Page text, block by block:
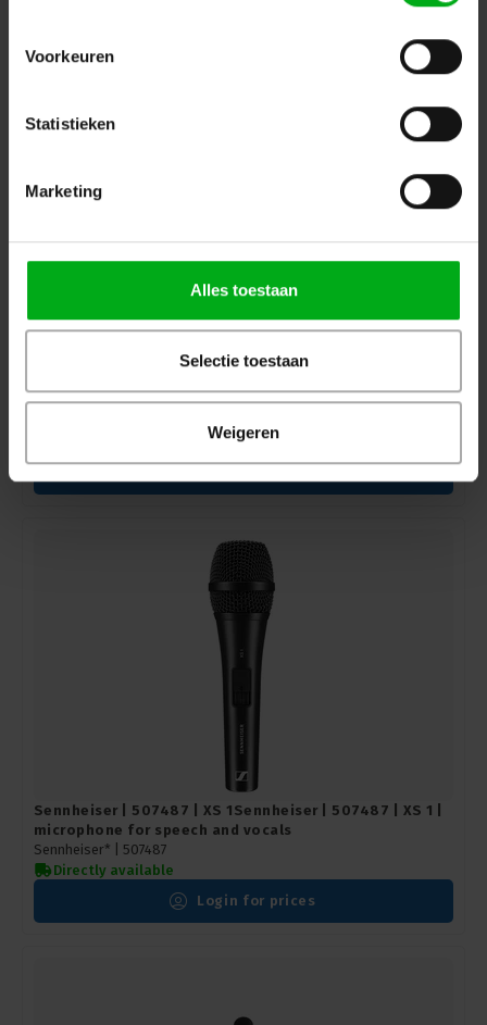
Voorkeuren
Statistieken
Marketing
Alles toestaan
Selectie toestaan
Weigeren
Sennheiser | 507354 | Gooseneck microphone with
40 L-ll and 1x MAT 153 S
delivery time 5-7 working days
Sennheiser | 507487 | XS 1Sennheiser | 507487 | XS 1 |
microphone for speech and vocals
Sennheiser* | 507487
Directly available
Login for prices